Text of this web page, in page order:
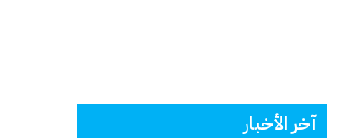
آخر الأخبار